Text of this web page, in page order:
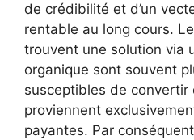
de crédibilité et d’un
rentable au long cours.
trouvent une solution via
organique sont souvent
susceptibles de convertir
proviennent
payantes. Par